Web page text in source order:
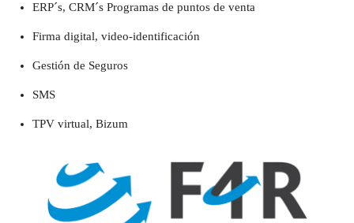
ERP´s, CRM´s Programas de puntos de venta
Firma digital, video-identificación
Gestión de Seguros
SMS
TPV virtual, Bizum